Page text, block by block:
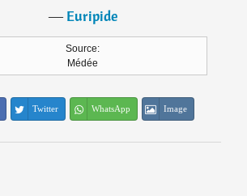
―Euripide
Source:
Médée
Twitter WhatsApp Image